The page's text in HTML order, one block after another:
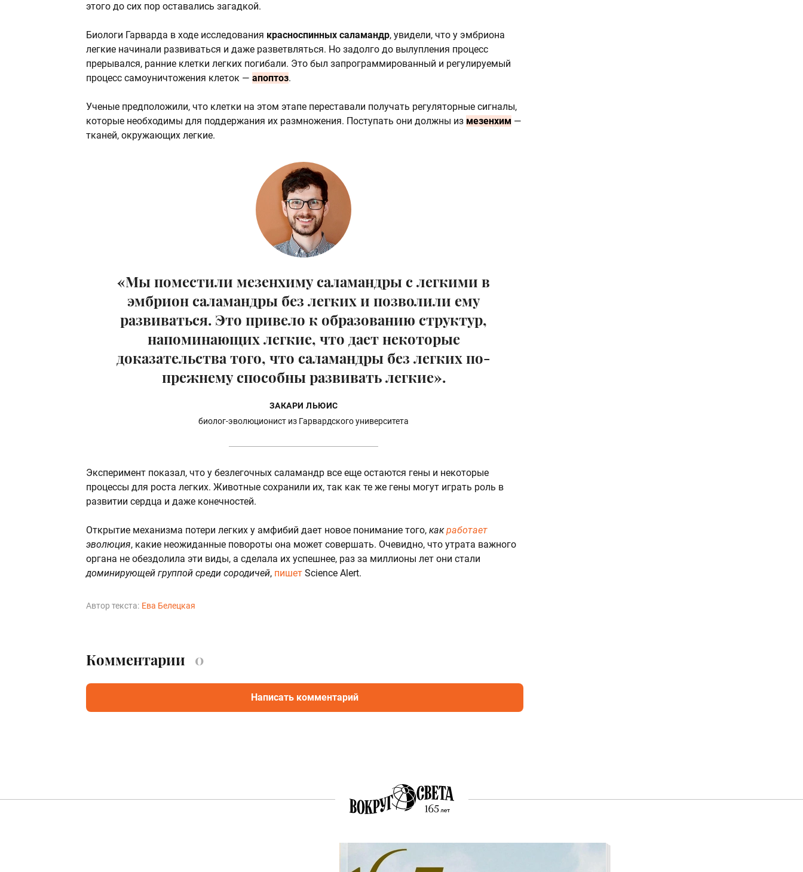
этого до сих пор оставались загадкой.
Биологи Гарварда в ходе исследования красноспинных саламандр, увидели, что у эмбриона
легкие начинали развиваться и даже разветвляться. Но задолго до вылупления процесс
прерывался, ранние клетки легких погибали. Это был запрограммированный и регулируемый
процесс самоуничтожения клеток — апоптоз.
Ученые предположили, что клетки на этом этапе переставали получать регуляторные сигналы,
которые необходимы для поддержания их размножения. Поступать они должны из мезенхим —
тканей, окружающих легкие.
«Мы поместили мезенхиму саламандры с легкими в
эмбрион саламандры без легких и позволили ему
развиваться. Это привело к образованию структур,
напоминающих легкие, что дает некоторые
доказательства того, что саламандры без легких по-
прежнему способны развивать легкие».
ЗАКАРИ ЛЬЮИС
биолог-эволюционист из Гарвардского университета
Эксперимент показал, что у безлегочных саламандр все еще остаются гены и некоторые
процессы для роста легких. Животные сохранили их, так как те же гены могут играть роль в
развитии сердца и даже конечностей.
Открытие механизма потери легких у амфибий дает новое понимание того, какработает
эволюция, какие неожиданные повороты она может совершать. Очевидно, что утрата важного
органа не обездолила эти виды, а сделала их успешнее, раз за миллионы лет они стали
доминирующей группой среди сородичей, пишет Science Alert.
Автор текста: Ева Белецкая
Комментарии 0
Написать комментарий